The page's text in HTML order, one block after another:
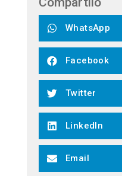
WhatsApp
Facebook
Twitter
LinkedIn
Email